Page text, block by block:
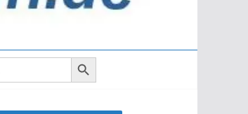
Search Button